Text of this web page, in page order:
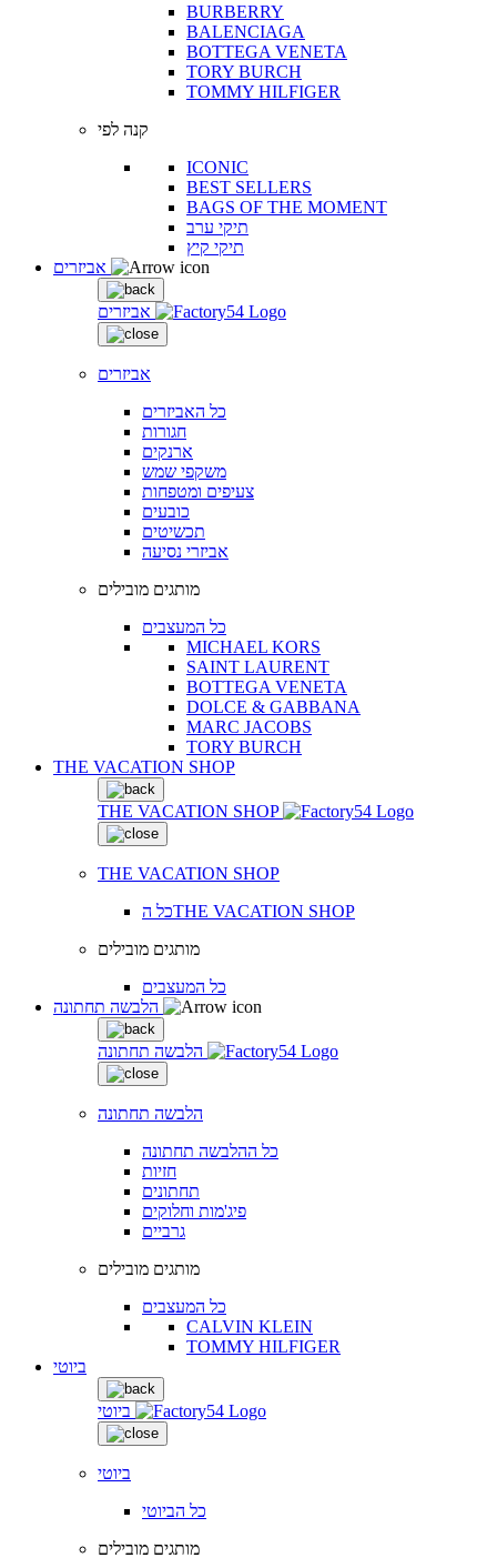
BURBERRY
BALENCIAGA
BOTTEGA VENETA
TORY BURCH
TOMMY HILFIGER
קנה לפי
ICONIC
BEST SELLERS
BAGS OF THE MOMENT
תיקי ערב
תיקי קיץ
אביזרים
אביזרים
כל האביזרים
חגורות
ארנקים
משקפי שמש
צעיפים ומטפחות
כובעים
תכשיטים
אביזרי נסיעה
מותגים מובילים
כל המעצבים
MICHAEL KORS
SAINT LAURENT
BOTTEGA VENETA
DOLCE & GABBANA
MARC JACOBS
TORY BURCH
THE VACATION SHOP
THE VACATION SHOP
THE VACATION SHOP
כל הTHE VACATION SHOP
מותגים מובילים
כל המעצבים
הלבשה תחתונה
הלבשה תחתונה
כל ההלבשה תחתונה
חזיות
תחתונים
פיג'מות וחלוקים
גרביים
מותגים מובילים
כל המעצבים
CALVIN KLEIN
TOMMY HILFIGER
ביוטי
ביוטי
ביוטי
כל הביוטי
מותגים מובילים